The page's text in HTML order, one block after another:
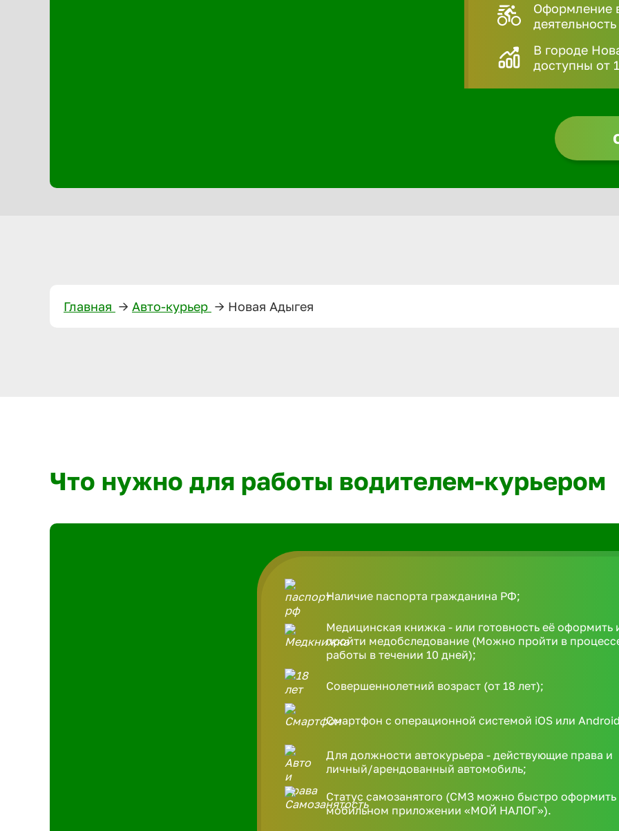
Оформление
В городе
доступны от
Главная —> Авто-курьер —> Новая Адыгея
Что нужно для работы водителем-курьером
Наличие паспорта гражданина РФ;
Медицинская книжка - или готовность её оформить
пройти медобследование (Можно пройти в
работы в течении 10 дней);
Совершеннолетний возраст (от 18 лет);
Смартфон с операционной системой iOS или
Для должности автокурьера - действующие права и
личный/арендованный автомобиль;
Статус самозанятого (СМЗ можно быстро оформить
мобильном приложении «МОЙ НАЛОГ»).